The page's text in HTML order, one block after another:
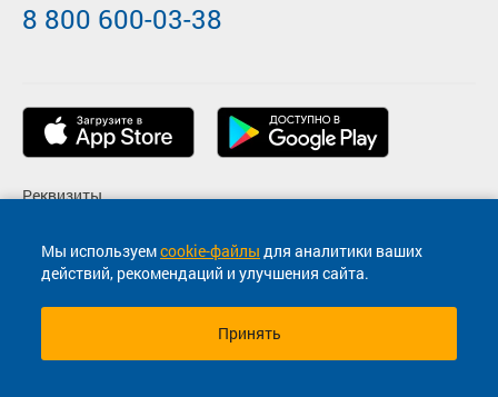
Мы используемcookie-файлы для аналитики ваших
действий, рекомендаций и улучшения сайта.
Принять
Реквизиты
Пользовательское соглашение
Политика конфиденциальности
8 800 600-03-38
© 2013-2026, ООО "Капитал"- Онлайн сервис продажи